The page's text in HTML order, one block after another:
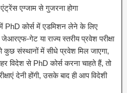
एग्जाम से गुजरना होगा
PhD कोर्स में एडमिशन लेने के लिए
गेट या राज्य स्तरीय प्रवेश परीक्षा
कुछ संस्थानों में सीधे प्रवेश मिल जाएगा,
विदेश से PhD कोर्स करना चाहते हैं, तो
देनी होंगी, उसके बाद ही आप विदेशी